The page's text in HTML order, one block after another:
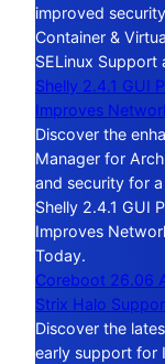
improved
Container &
SELinux Support
Shelly 2.4.1 GUI
Improves
Discover the
Manager for
and security for
Shelly 2.4.1 GUI
Improves
Today.
Coreboot 26.06
Strix Halo
Discover the
early support for